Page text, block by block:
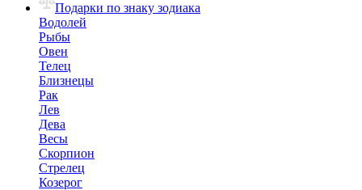
Подарки по знаку зодиака
Водолей
Рыбы
Овен
Телец
Близнецы
Рак
Лев
Дева
Весы
Скорпион
Стрелец
Козерог